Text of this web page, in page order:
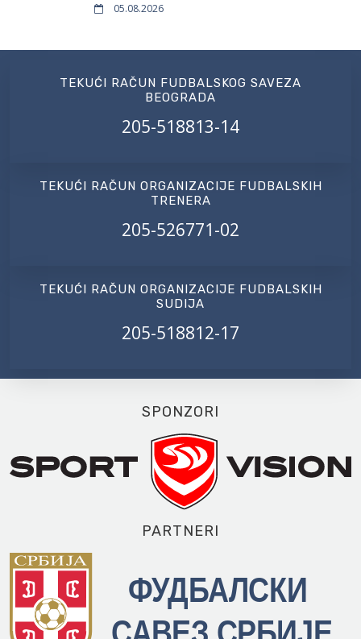
05.08.2026
TEKUĆI RAČUN FUDBALSKOG SAVEZA
BEOGRADA
205-518813-14
TEKUĆI RAČUN ORGANIZACIJE FUDBALSKIH
TRENERA
205-526771-02
TEKUĆI RAČUN ORGANIZACIJE FUDBALSKIH
SUDIJA
205-518812-17
SPONZORI
PARTNERI